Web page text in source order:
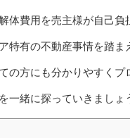
体費用を売主様が自己負
特有の不動産事情を踏ま
の方にも分かりやすくプ
緒に探っていきましょ